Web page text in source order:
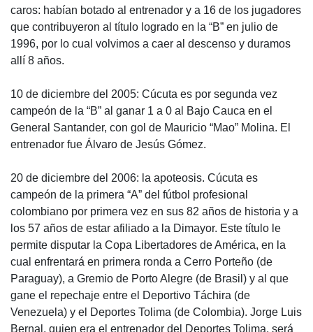
caros: habían botado al entrenador y a 16 de los jugadores
que contribuyeron al título logrado en la “B” en julio de
1996, por lo cual volvimos a caer al descenso y duramos
allí 8 años.
10 de diciembre del 2005: Cúcuta es por segunda vez
campeón de la “B” al ganar 1 a 0 al Bajo Cauca en el
General Santander, con gol de Mauricio “Mao” Molina. El
entrenador fue Álvaro de Jesús Gómez.
20 de diciembre del 2006: la apoteosis. Cúcuta es
campeón de la primera “A” del fútbol profesional
colombiano por primera vez en sus 82 años de historia y a
los 57 años de estar afiliado a la Dimayor. Este título le
permite disputar la Copa Libertadores de América, en la
cual enfrentará en primera ronda a Cerro Porteño (de
Paraguay), a Gremio de Porto Alegre (de Brasil) y al que
gane el repechaje entre el Deportivo Táchira (de
Venezuela) y el Deportes Tolima (de Colombia). Jorge Luis
Bernal, quien era el entrenador del Deportes Tolima, será